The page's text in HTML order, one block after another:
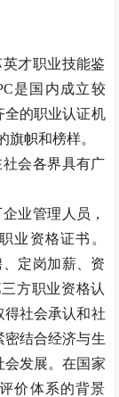
才职业技能鉴
是国内成立较
全的职业认证机
旗帜和榜样。
会各界具有广
业管理人员，
业资格证书。
定岗加薪、资
方职业资格认
得社会承认和社
密结合经济与生
会发展。在国家
价体系的背景